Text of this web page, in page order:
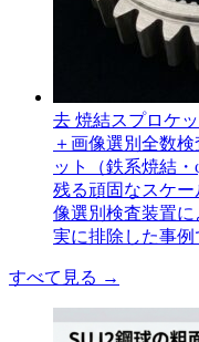
去 焼結スプロケ
＋画像選別全数検
ット（鉄系焼結
残る頑固なスケ
像選別検査装置
実に排除した事例
すべて見る →